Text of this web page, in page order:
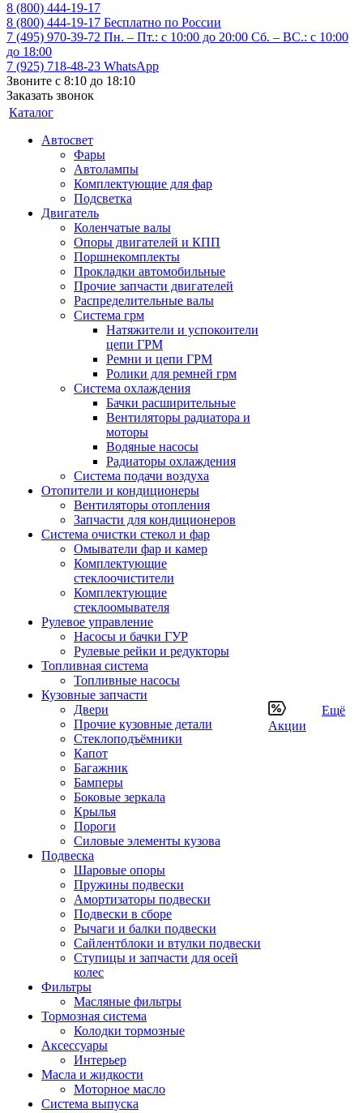
8 (800) 444-19-17
8 (800) 444-19-17 Бесплатно по России
7 (495) 970-39-72 Пн. – Пт.: с 10:00 до 20:00 Сб. – ВС.: c 10:00
до 18:00
7 (925) 718-48-23 WhatsApp
Звоните с 8:10 до 18:10
Заказать звонок
Каталог
Автосвет
Фары
Автолампы
Комплектующие для фар
Подсветка
Двигатель
Коленчатые валы
Опоры двигателей и КПП
Поршнекомплекты
Прокладки автомобильные
Прочие запчасти двигателей
Распределительные валы
Система грм
Натяжители и успокоители
цепи ГРМ
Ремни и цепи ГРМ
Ролики для ремней грм
Система охлаждения
Бачки расширительные
Вентиляторы радиатора и
моторы
Водяные насосы
Радиаторы охлаждения
Система подачи воздуха
Отопители и кондиционеры
Вентиляторы отопления
Запчасти для кондиционеров
Система очистки стекол и фар
Омыватели фар и камер
Комплектующие
стеклоочистители
Комплектующие
стеклоомывателя
Рулевое управление
Насосы и бачки ГУР
Рулевые рейки и редукторы
Топливная система
Топливные насосы
Кузовные запчасти
Двери
Прочие кузовные детали
Стеклоподъёмники
Капот
Багажник
Бамперы
Боковые зеркала
Крылья
Пороги
Силовые элементы кузова
Подвеска
Шаровые опоры
Пружины подвески
Амортизаторы подвески
Подвески в сборе
Рычаги и балки подвески
Сайлентблоки и втулки подвески
Ступицы и запчасти для осей
колес
Фильтры
Масляные фильтры
Тормозная система
Колодки тормозные
Аксессуары
Интерьер
Масла и жидкости
Моторное масло
Система выпуска
Акции
Ещё